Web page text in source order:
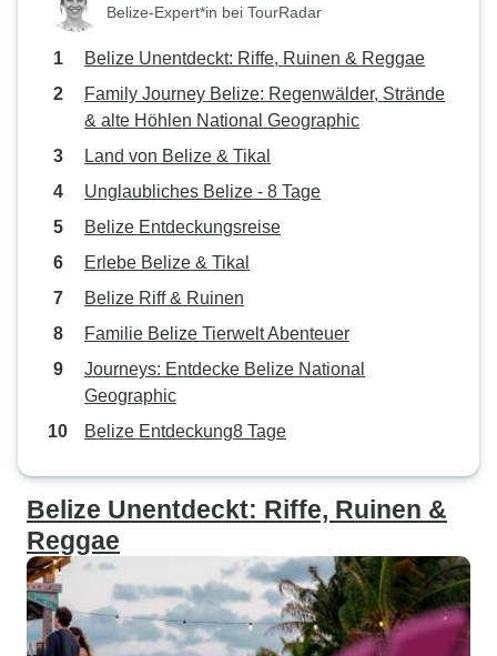
Belize-Expert*in bei TourRadar
Belize Unentdeckt: Riffe, Ruinen & Reggae
Family Journey Belize: Regenwälder, Strände
& alte Höhlen National Geographic
Land von Belize & Tikal
Unglaubliches Belize - 8 Tage
Belize Entdeckungsreise
Erlebe Belize & Tikal
Belize Riff & Ruinen
Familie Belize Tierwelt Abenteuer
Journeys: Entdecke Belize National
Geographic
Belize Entdeckung8 Tage
Belize Unentdeckt: Riffe, Ruinen &
Reggae